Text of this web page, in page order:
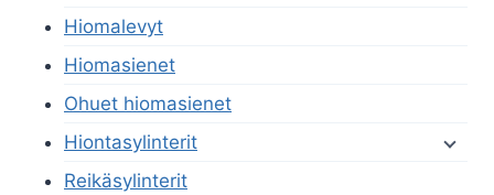
Hiomalevyt
Hiomasienet
Ohuet hiomasienet
Hiontasylinterit
Reikäsylinterit